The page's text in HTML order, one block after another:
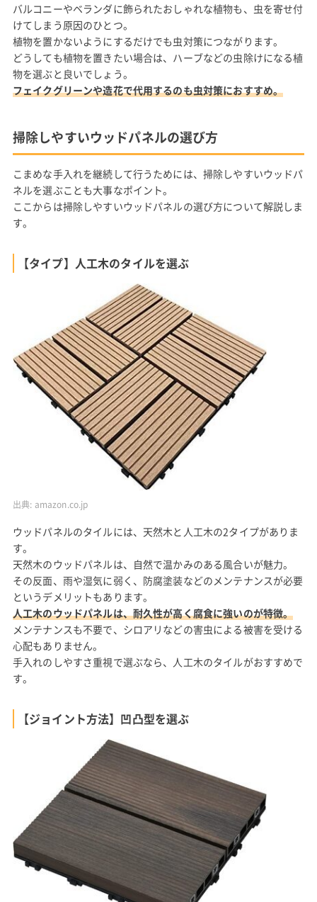
バルコニーやベランダに飾られたおしゃれな植物も、虫を寄せ付
けてしまう原因のひとつ。
植物を置かないようにするだけでも虫対策につながります。
どうしても植物を置きたい場合は、ハーブなどの虫除けになる植
物を選ぶと良いでしょう。
フェイクグリーンや造花で代用するのも虫対策におすすめ。
掃除しやすいウッドパネルの選び方
こまめな手入れを継続して行うためには、掃除しやすいウッドパ
ネルを選ぶことも大事なポイント。
ここからは掃除しやすいウッドパネルの選び方について解説しま
す。
【タイプ】人工木のタイルを選ぶ
出典: amazon.co.jp
ウッドパネルのタイルには、天然木と人工木の2タイプがありま
す。
天然木のウッドパネルは、自然で温かみのある風合いが魅力。
その反面、雨や湿気に弱く、防腐塗装などのメンテナンスが必要
というデメリットもあります。
人工木のウッドパネルは、耐久性が高く腐食に強いのが特徴。
メンテナンスも不要で、シロアリなどの害虫による被害を受ける
心配もありません。
手入れのしやすさ重視で選ぶなら、人工木のタイルがおすすめで
す。
【ジョイント方法】凹凸型を選ぶ